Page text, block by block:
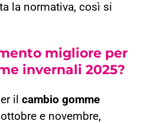
la normativa, così si
migliore per
invernali 2025?
il cambio gomme
e novembre,